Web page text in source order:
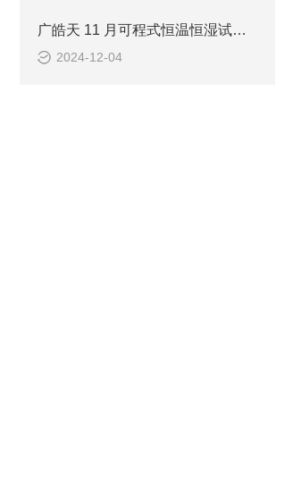
广皓天 11 月可程式恒温恒湿试验箱出货量创新高，技术与服务获认可
2024-12-04